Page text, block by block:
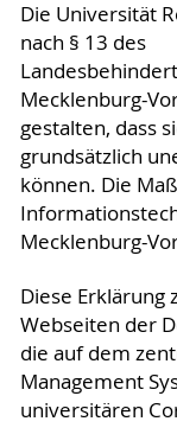
Die Universität
nach § 13 des
Mecklenburg-
gestalten, dass
grundsätzlich
können. Die
Mecklenburg-
Diese
Webseiten der
die auf dem
Management
universitären